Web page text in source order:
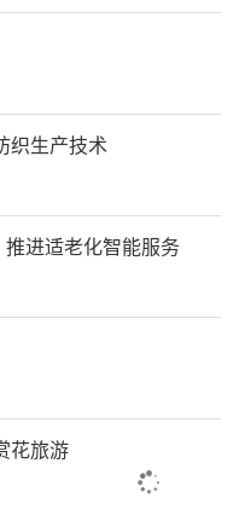
织生产技术
进适老化智能服务
花旅游